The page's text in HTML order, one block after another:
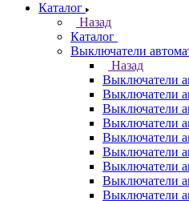
Каталог
Назад
Каталог
Выключатели
Назад
Выключатели
Выключатели
Выключатели
Выключатели
Выключатели
Выключатели
Выключатели
Выключатели
Выключатели